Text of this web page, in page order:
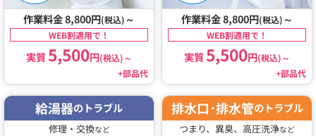
作業料金 8,800円(税込) ～
WEB割適用で！
実質5,500円(税込)～
+部品代
作業料金 8,800円(税込) ～
WEB割適用で！
実質5,500円(税込)～
+部品代
給湯器のトラブル
修理・交換など
排水口･排水管のトラブル
つまり、異臭、高圧洗浄など